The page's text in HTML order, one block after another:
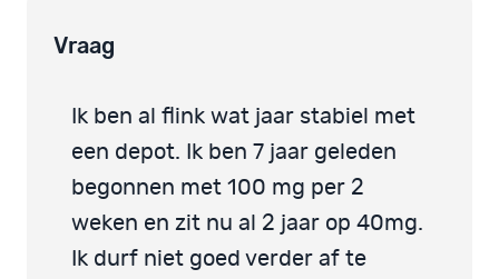
Vraag
Ik ben al flink wat jaar stabiel met
een depot. Ik ben 7 jaar geleden
begonnen met 100 mg per 2
weken en zit nu al 2 jaar op 40mg.
Ik durf niet goed verder af te